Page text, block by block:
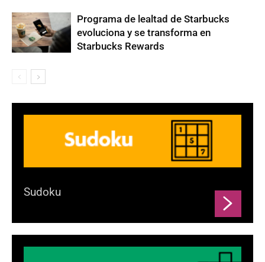
Programa de lealtad de Starbucks
evoluciona y se transforma en
Starbucks Rewards
Sudoku